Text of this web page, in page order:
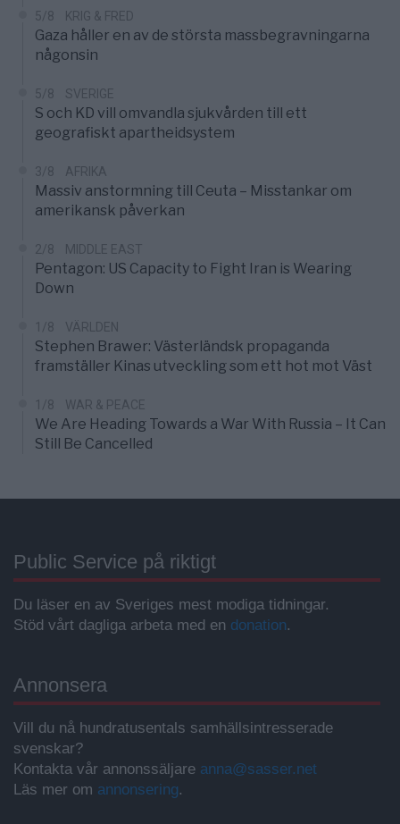
5/8 KRIG & FRED
Gaza håller en av de största massbegravningarna
någonsin
5/8 SVERIGE
S och KD vill omvandla sjukvården till ett
geografiskt apartheidsystem
3/8 AFRIKA
Massiv anstormning till Ceuta – Misstankar om
amerikansk påverkan
2/8 MIDDLE EAST
Pentagon: US Capacity to Fight Iran is Wearing
Down
1/8 VÄRLDEN
Stephen Brawer: Västerländsk propaganda
framställer Kinas utveckling som ett hot mot Väst
1/8 WAR & PEACE
We Are Heading Towards a War With Russia – It Can
Still Be Cancelled
Public Service på riktigt
Du läser en av Sveriges mest modiga tidningar.
Stöd vårt dagliga arbeta med en donation.
Annonsera
Vill du nå hundratusentals samhällsintresserade
svenskar?
Kontakta vår annonssäljare anna@sasser.net
Läs mer om annonsering.